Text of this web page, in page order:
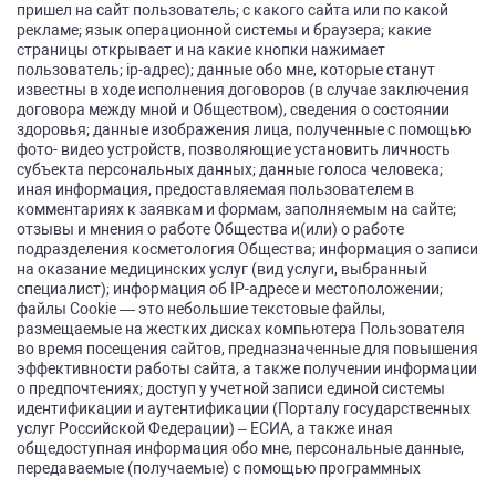
пришел на сайт пользователь; с какого сайта или по какой
рекламе; язык операционной системы и браузера; какие
страницы открывает и на какие кнопки нажимает
пользователь; ip-адрес); данные обо мне, которые станут
известны в ходе исполнения договоров (в случае заключения
договора между мной и Обществом), сведения о состоянии
здоровья; данные изображения лица, полученные с помощью
фото- видео устройств, позволяющие установить личность
субъекта персональных данных; данные голоса человека;
иная информация, предоставляемая пользователем в
комментариях к заявкам и формам, заполняемым на сайте;
отзывы и мнения о работе Общества и(или) о работе
подразделения косметология Общества; информация о записи
на оказание медицинских услуг (вид услуги, выбранный
специалист); информация об IP-адресе и местоположении;
файлы Cookie — это небольшие текстовые файлы,
размещаемые на жестких дисках компьютера Пользователя
во время посещения сайтов, предназначенные для повышения
эффективности работы сайта, а также получении информации
о предпочтениях; доступ у учетной записи единой системы
идентификации и аутентификации (Порталу государственных
услуг Российской Федерации) – ЕСИА, а также иная
общедоступная информация обо мне, персональные данные,
передаваемые (получаемые) с помощью программных